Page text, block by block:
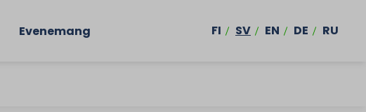
Evenemang FI SV EN DE RU